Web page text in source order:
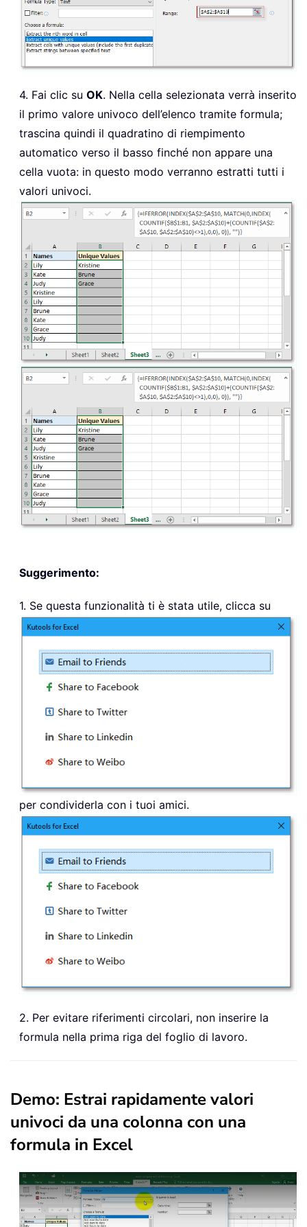
4. Fai clic su OK. Nella cella selezionata verrà inserito
il primo valore univoco dell’elenco tramite formula;
trascina quindi il quadratino di riempimento
automatico verso il basso finché non appare una
cella vuota: in questo modo verranno estratti tutti i
valori univoci.
Suggerimento:
1. Se questa funzionalità ti è stata utile, clicca su
per condividerla con i tuoi amici.
2. Per evitare riferimenti circolari, non inserire la
formula nella prima riga del foglio di lavoro.
Demo: Estrai rapidamente valori
univoci da una colonna con una
formula in Excel